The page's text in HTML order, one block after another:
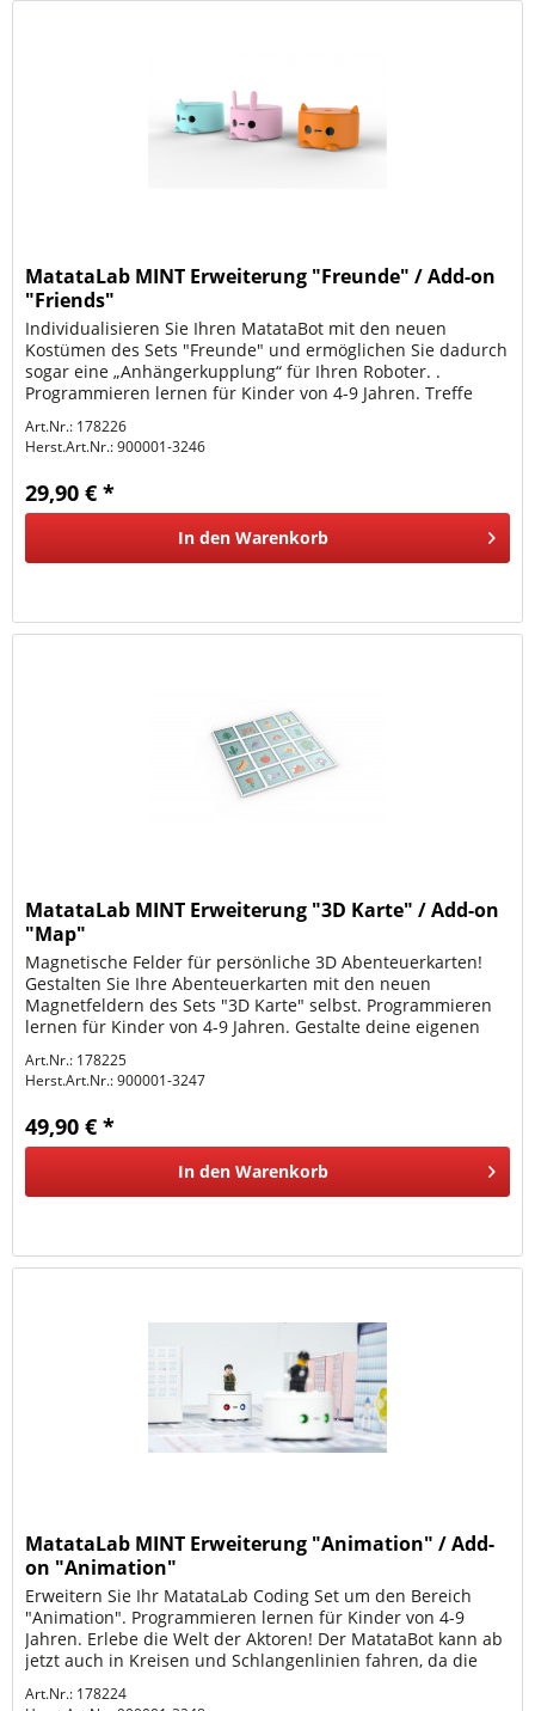
MatataLab MINT Erweiterung "Freunde" / Add-on
"Friends"
Individualisieren Sie Ihren MatataBot mit den neuen
Kostümen des Sets "Freunde" und ermöglichen Sie dadurch
sogar eine „Anhängerkupplung“ für Ihren Roboter. .
Programmieren lernen für Kinder von 4-9 Jahren. Treffe
Art.Nr.: 178226
Herst.Art.Nr.:900001-3246
29,90 € *
In den Warenkorb
MatataLab MINT Erweiterung "3D Karte" / Add-on
"Map"
Magnetische Felder für persönliche 3D Abenteuerkarten!
Gestalten Sie Ihre Abenteuerkarten mit den neuen
Magnetfeldern des Sets "3D Karte" selbst. Programmieren
lernen für Kinder von 4-9 Jahren. Gestalte deine eigenen
Art.Nr.: 178225
Herst.Art.Nr.:900001-3247
49,90 € *
In den Warenkorb
MatataLab MINT Erweiterung "Animation" / Add-
on "Animation"
Erweitern Sie Ihr MatataLab Coding Set um den Bereich
"Animation". Programmieren lernen für Kinder von 4-9
Jahren. Erlebe die Welt der Aktoren! Der MatataBot kann ab
jetzt auch in Kreisen und Schlangenlinien fahren, da die
Art.Nr.: 178224